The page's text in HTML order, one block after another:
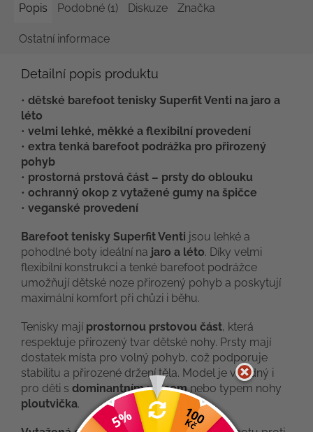
Popis Podobné (1) Diskuze Značka
Ostatní informace
Detailní popis produktu
• dětské barefoot tenisky Superfit Venti na jaro a
léto
• velmi lehké, měkké a flexibilní provedení
• extra tenká barefoot podrážka pro přirozený
pohyb
• prostorná prstová část – prsty do oblouku
• ochranný okop z vytažené gumy na špičce
• veganské provedení
Barefoot tenisky Superfit Venti jsou lehké a
pohodlné boty ideální na jaro a léto. Díky velmi
flexibilní konstrukci a tenké barefoot podrážce
umožňují dětské noze přirozený pohyb a poskytují
maximální komfort při chůzi i běhu.
Tenisky mají prostornou prstovou část, která
respektuje přirozený tvar dětské nohy. Prsty mají
dostatek místa pro volný pohyb, což podporuje
stabilitu a přirozené držení těla. Model je vhodný i
pro děti s dominantním palcemnebo typem nohy
ploutvička.